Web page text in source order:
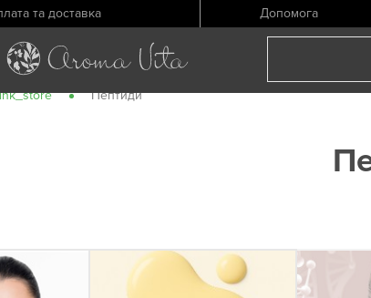
та доставка Допомога
Пептиди